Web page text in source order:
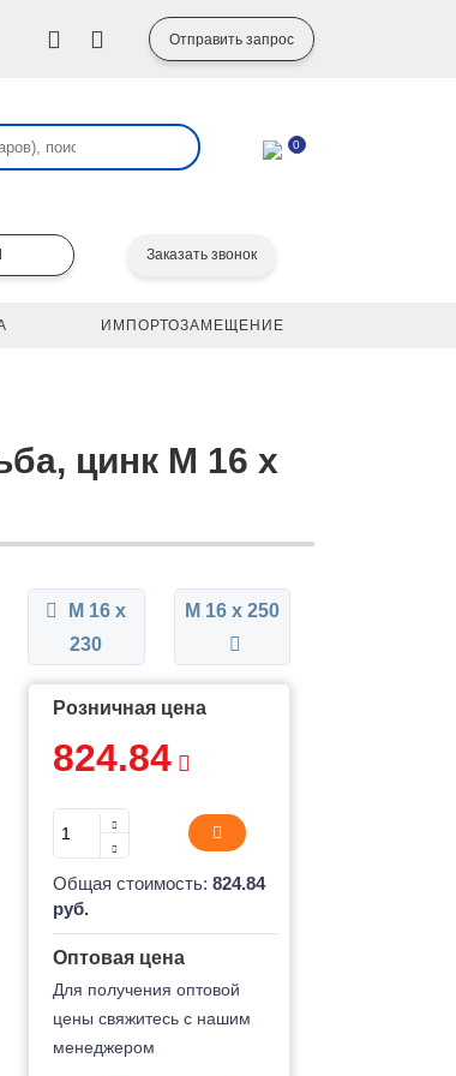
Отправить запрос
0
Заказать звонок
ИМПОРТОЗАМЕЩЕНИЕ
цинк M 16 x
М 16 x
230
М 16 x 250
Розничная цена
824.84
Общая стоимость: 824.84
руб.
Оптовая цена
Для получения оптовой
цены свяжитесь с нашим
менеджером